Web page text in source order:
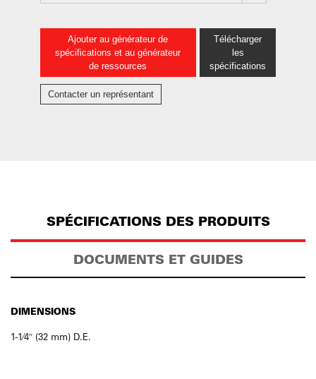
Ajouter au générateur de
spécifications et au générateur
de ressources
Télécharger
les
spécifications
Contacter un représentant
SPÉCIFICATIONS DES PRODUITS
DOCUMENTS ET GUIDES
DIMENSIONS
1-1⁄4″ (32 mm) D.E.